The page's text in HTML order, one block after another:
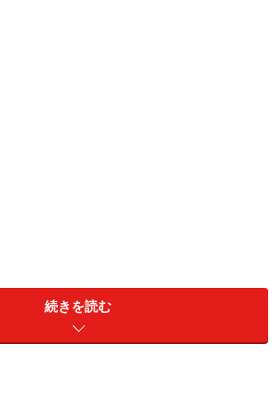
区が8割を超える
続きを読む